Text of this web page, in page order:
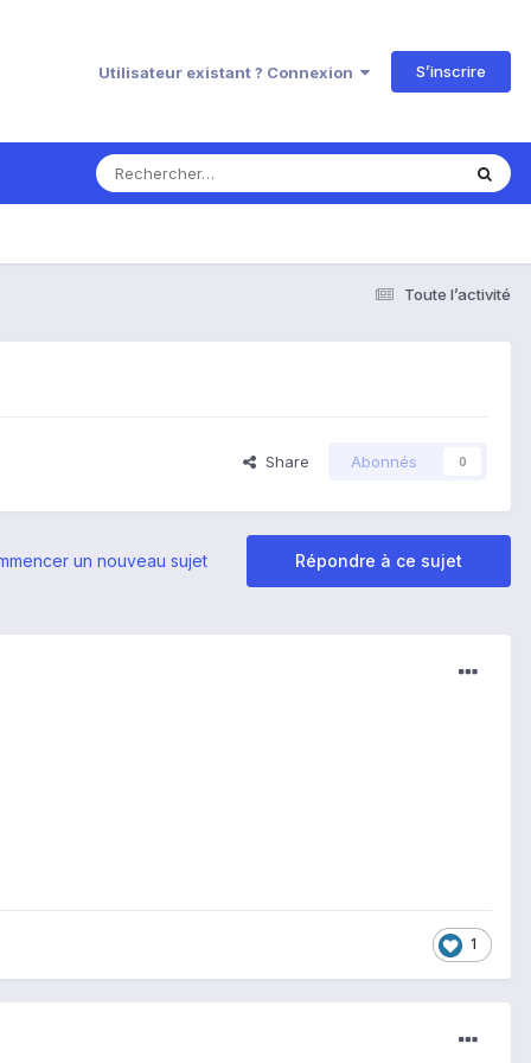
Utilisateur existant ? Connexion S’inscrire
Toute l’activité
Share Abonnés 0
Répondre à ce sujet
un nouveau sujet
1